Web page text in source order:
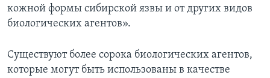
кожной формы сибирской язвы и от других видов
биологических агентов».
Существуют более сорока биологических агентов,
которые могут быть использованы в качестве